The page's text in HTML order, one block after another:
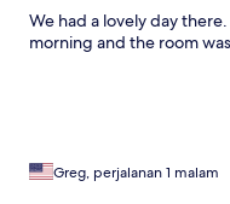
We had a lovely day
morning and the room
Greg, perjalanan 1 malam